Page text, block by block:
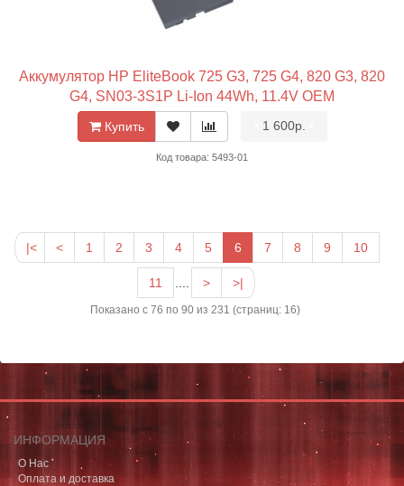
Аккумулятор HP EliteBook 725 G3, 725 G4, 820 G3, 820
G4, SN03-3S1P Li-Ion 44Wh, 11.4V OEM
Купить 1 600р.
Код товара: 5493-01
|< < 1 2 3 4 5 6 7 8 9 10
11 .... > >|
Показано с 76 по 90 из 231 (страниц: 16)
ИНФОРМАЦИЯ
О Нас
Оплата и доставка